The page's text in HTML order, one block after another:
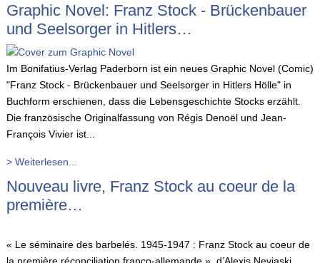
Graphic Novel: Franz Stock - Brückenbauer
und Seelsorger in Hitlers…
Im Bonifatius-Verlag Paderborn ist ein neues Graphic Novel (Comic)
"Franz Stock - Brückenbauer und Seelsorger in Hitlers Hölle" in
Buchform erschienen, dass die Lebensgeschichte Stocks erzählt.
Die französische Originalfassung von Régis Denoël und Jean-
François Vivier ist...
> Weiterlesen...
Nouveau livre, Franz Stock au coeur de la
première…
« Le séminaire des barbelés. 1945-1947 : Franz Stock au coeur de